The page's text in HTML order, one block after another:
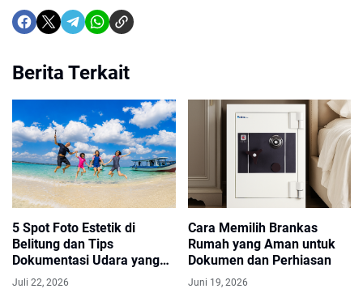
Berita Terkait
5 Spot Foto Estetik di
Belitung dan Tips
Dokumentasi Udara yang
Memukau
Juli 22, 2026
Cara Memilih Brankas
Rumah yang Aman untuk
Dokumen dan Perhiasan
Juni 19, 2026